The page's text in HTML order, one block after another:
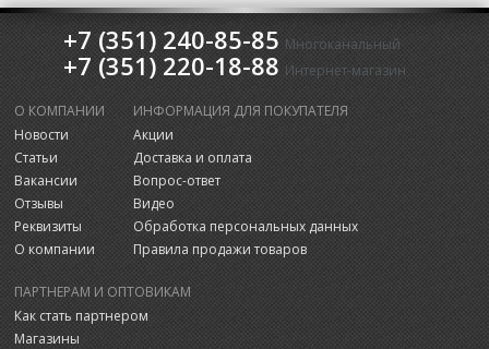
+7 (351) 240-85-85 Многоканальный
+7 (351) 220-18-88 Интернет-магазин
О КОМПАНИИ
Новости
Статьи
Вакансии
Отзывы
Реквизиты
О компании
ИНФОРМАЦИЯ ДЛЯ ПОКУПАТЕЛЯ
Акции
Доставка и оплата
Вопрос-ответ
Видео
Обработка персональных данных
Правила продажи товаров
ПАРТНЕРАМ И ОПТОВИКАМ
Как стать партнером
Магазины